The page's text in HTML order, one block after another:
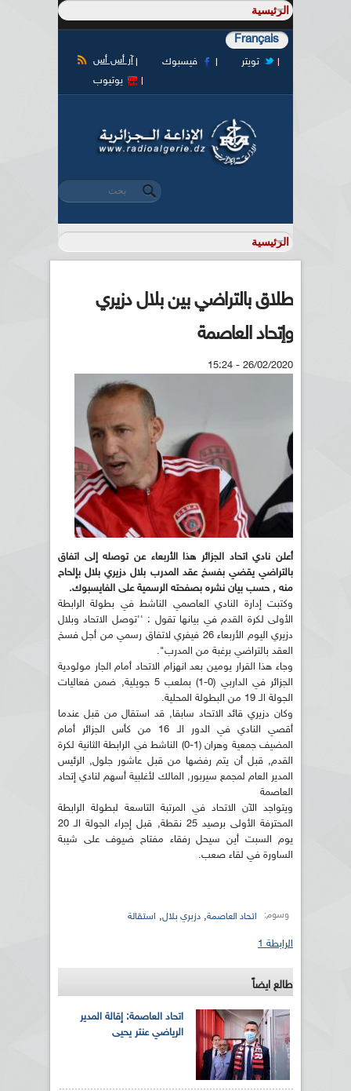
Français
آر أس أس فيسبوك
تويتر
يوتيوب
استمارة البحث
‏بحث ‏
طلاق بالتراضي بين بلال دزيري
وإتحاد العاصمة
26/02/2020 - 15:24
أعلن نادي اتحاد الجزائر هذا الأربعاء عن توصله إلى اتفاق
بالتراضي يقضي بفسخ عقد المدرب بلال دزيري بلال بإلحاح
منه , حسب بيان نشره بصفحته الرسمية على الفايسبوك.
وكتبت إدارة النادي العاصمي الناشط في بطولة الرابطة
الأولى لكرة القدم في بيانها تقول : ''توصل الاتحاد وبلال
دزيري اليوم الأربعاء 26 فيفري لاتفاق رسمي من أجل فسخ
العقد بالتراضي برغبة من المدرب".
وجاء هذا القرار يومين بعد انهزام الاتحاد أمام الجار مولودية
الجزائر في الداربي (0-1) بملعب 5 جويلية, ضمن فعاليات
الجولة الـ 19 من البطولة المحلية.
وكان دزيري قائد الاتحاد سابقا, قد استقال من قبل عندما
أقصي النادي في الدور الـ 16 من كأس الجزائر أمام
المضيف جمعية وهران (1-0) الناشط في الرابطة الثانية لكرة
القدم, قبل أن يتم رفضها من قبل عاشور جلول, الرئيس
المدير العام لمجمع سيربور, المالك لأغلبية أسهم لنادي إتحاد
العاصمة
ويتواجد الآن الاتحاد في المرتبة التاسعة لبطولة الرابطة
المحترفة الأولى برصيد 25 نقطة, قبل إجراء الجولة الـ 20
يوم السبت أين سيحل رفقاء مفتاح ضيوف على شيبة
الساورة في لقاء صعب.
وسوم: اتحاد العاصمة, دزبري بلال, استقالة
الرابطة 1
طالع ايضاً
اتحاد العاصمة: إقالة المدير
الرياضي عنتر يحيى